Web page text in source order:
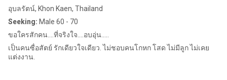
อุบลรัตน์, Khon Kaen, Thailand
Seeking: Male 60 - 70
ขอใครสักคน....ที่จริงใจ....อบอุ่น.....
เป็นคนซื่อสัตย์ รักเดียวใจเดียว. ไม่ชอบคนโกหก โสด ไม่มีลูก ไม่เคย
แต่งงาน.